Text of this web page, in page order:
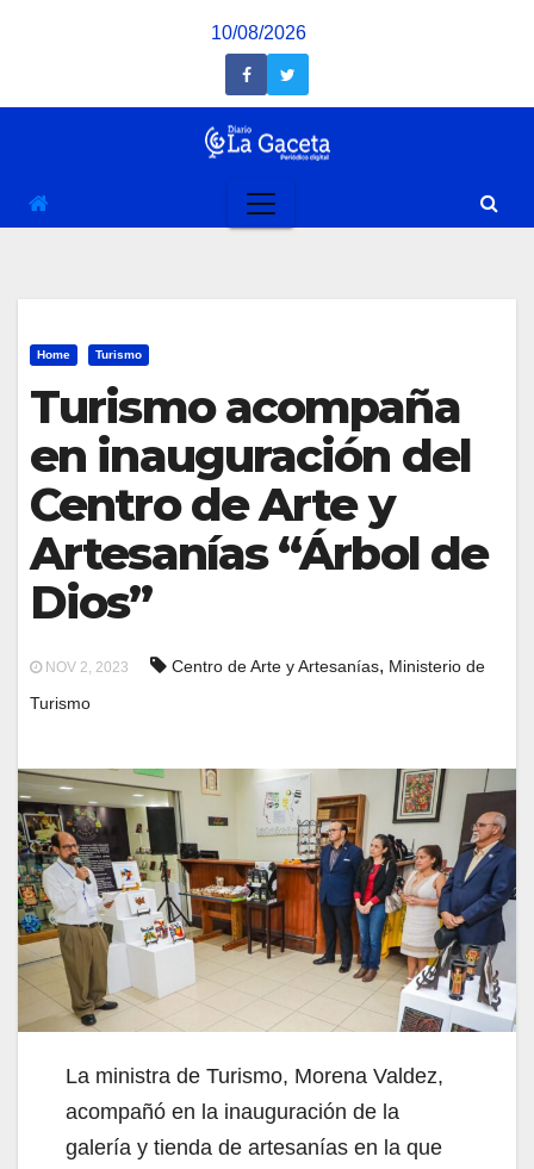
10/08/2026
Home Turismo
Turismo acompaña
en inauguración del
Centro de Arte y
Artesanías “Árbol de
Dios”
NOV 2, 2023 Centro de Arte y Artesanías, Ministerio de
Turismo
La ministra de Turismo, Morena Valdez,
acompañó en la inauguración de la
galería y tienda de artesanías en la que